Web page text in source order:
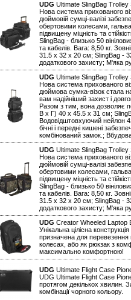
UDG Ultimate SlingBag
Нова система прихованого
дюймовій сумці-валізі
обертовими колесами,
підвищену міцність та
SlingBag - близько 50
та кабелів. Вага: 8,50 кг.
31.5 x 32 x 20 см; SlingBag -
додаткового захисту; М'яка
UDG Ultimate SlingBag
Нова система прихованого
дюймова сумка-візок стала
вам надійніший захист і
Разом з тим, вона дозволяє
В х Г) 40 x 45.5 x 31 см;
Водовідштовхуючий нейлон
бічні і передні кишені
комбінований замок.;
UDG Ultimate SlingBag
Нова система прихованого
дюймовій сумці-валізі
обертовими колесами,
підвищену міцність та
SlingBag - близько 50
та кабелів. Вага: 8,50 кг.
31.5 x 32 x 20 см; SlingBag -
додаткового захисту; М'яка
UDG Creator Wheeled
Унікальна цілісна
призначена для
колесах, або як рюкзак з
максимально комфортною!
UDG Ultimate Flight Case
UDG Ultimate Flight Case
протягом декількох хвилин.
комбінації чорного кольору.